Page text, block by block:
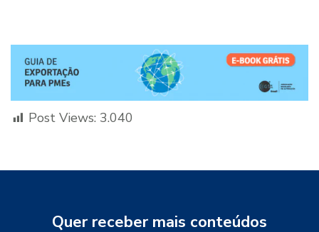
Post Views: 3.040
Quer receber mais conteúdos